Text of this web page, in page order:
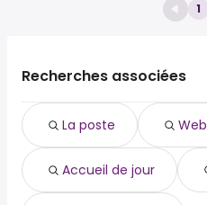
1
Recherches associées
La poste Web
Accueil de jour